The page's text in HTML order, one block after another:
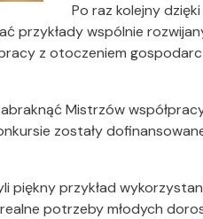
Po raz kolejny
przykłady wspólnie
z otoczeniem
Mistrzów
zostały
piękny przykład
potrzeby młodych